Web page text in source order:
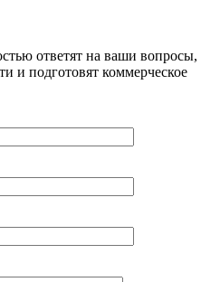
ответят на ваши вопросы,
и подготовят коммерческое